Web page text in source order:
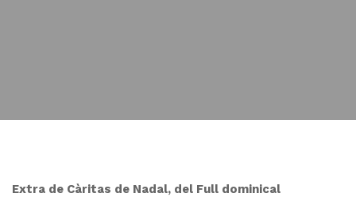
Extra de Càritas de Nadal, del Full dominical